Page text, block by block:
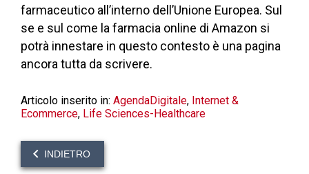
farmaceutico all’interno dell’Unione Europea. Sul
se e sul come la farmacia online di Amazon si
potrà innestare in questo contesto è una pagina
ancora tutta da scrivere.
Articolo inserito in: AgendaDigitale, Internet &
Ecommerce, Life Sciences-Healthcare
INDIETRO